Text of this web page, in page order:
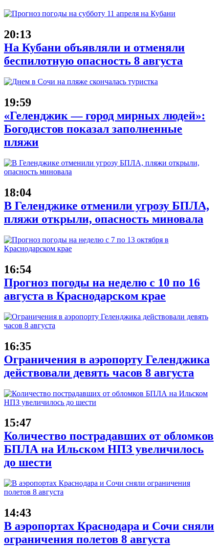
20:13
На Кубани объявляли и отменяли
беспилотную опасность 8 августа
19:59
«Геленджик — город мирных людей»:
Богодистов показал заполненные
пляжи
18:04
В Геленджике отменили угрозу БПЛА,
пляжи открыли, опасность миновала
16:54
Прогноз погоды на неделю с 10 по 16
августа в Краснодарском крае
16:35
Ограничения в аэропорту Геленджика
действовали девять часов 8 августа
15:47
Количество пострадавших от обломков
БПЛА на Ильском НПЗ увеличилось
до шести
14:43
В аэропортах Краснодара и Сочи сняли
ограничения полетов 8 августа